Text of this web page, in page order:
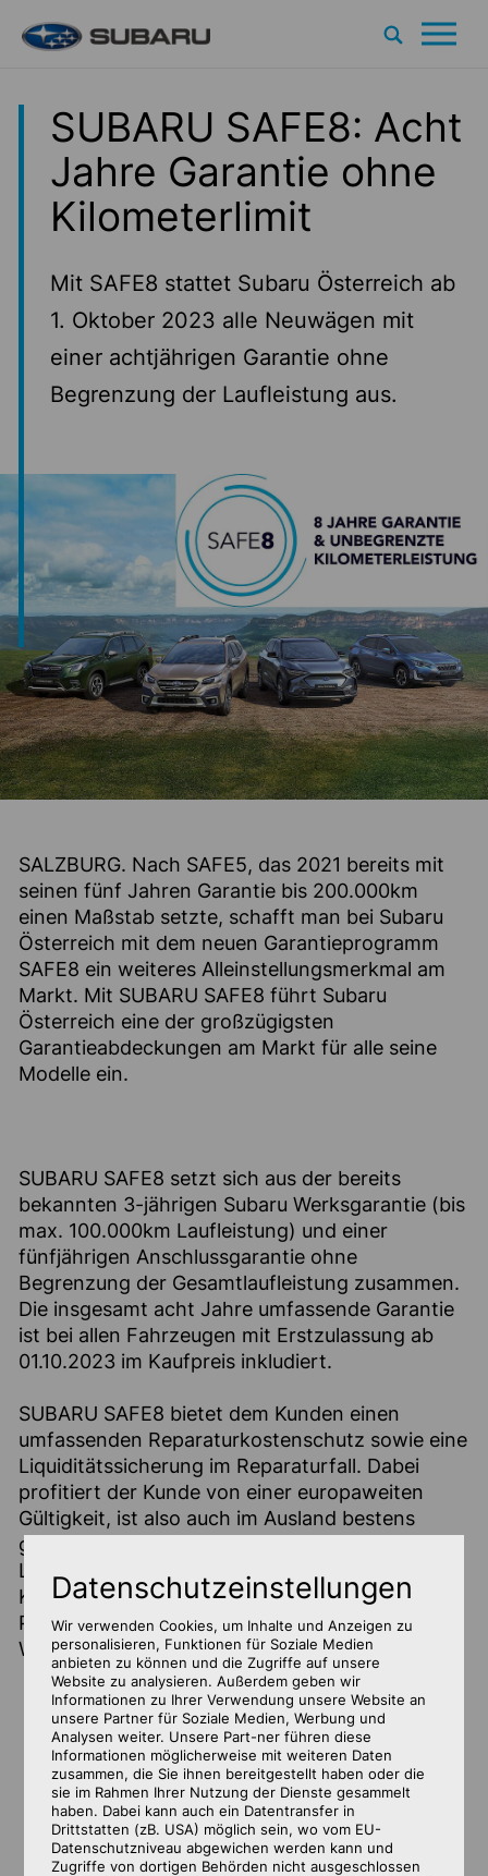
Search
SUBARU SAFE8: Acht
Jahre Garantie ohne
Kilometerlimit
Mit SAFE8 stattet Subaru Österreich ab
1. Oktober 2023 alle Neuwägen mit
einer achtjährigen Garantie ohne
Begrenzung der Laufleistung aus.
SALZBURG. Nach SAFE5, das 2021 bereits mit
seinen fünf Jahren Garantie bis 200.000km
einen Maßstab setzte, schafft man bei Subaru
Österreich mit dem neuen Garantieprogramm
SAFE8 ein weiteres Alleinstellungsmerkmal am
Markt. Mit SUBARU SAFE8 führt Subaru
Österreich eine der großzügigsten
Garantieabdeckungen am Markt für alle seine
Modelle ein.
SUBARU SAFE8 setzt sich aus der bereits
bekannten 3-jährigen Subaru Werksgarantie (bis
max. 100.000km Laufleistung) und einer
fünfjährigen Anschlussgarantie ohne
Begrenzung der Gesamtlaufleistung zusammen.
Die insgesamt acht Jahre umfassende Garantie
ist bei allen Fahrzeugen mit Erstzulassung ab
01.10.2023 im Kaufpreis inkludiert.
SUBARU SAFE8 bietet dem Kunden einen
umfassenden Reparaturkostenschutz sowie eine
Liquiditätssicherung im Reparaturfall. Dabei
profitiert der Kunde von einer europaweiten
Gültigkeit, ist also auch im Ausland bestens
geschützt. Die Absicherung über eine lange
Laufzeit und ohne Beschränkung der
Kilometerleistung gibt dem Fahrzeugeigner
Planungssicherheit und bietet zusätzlich eine
Wertsteigerung des Fahrzeuges.
Datenschutz­einstellungen
Wir verwenden Cookies, um Inhalte und Anzeigen zu
personalisieren, Funktionen für Soziale Medien
anbieten zu können und die Zugriffe auf unsere
Website zu analysieren. Außerdem geben wir
Informationen zu Ihrer Verwendung unsere Website an
unsere Partner für Soziale Medien, Werbung und
Analysen weiter. Unsere Part-ner führen diese
Informationen möglicherweise mit weiteren Daten
zusammen, die Sie ihnen bereitgestellt haben oder die
sie im Rahmen Ihrer Nutzung der Dienste gesammelt
haben. Dabei kann auch ein Datentransfer in
Drittstatten (zB. USA) möglich sein, wo vom EU-
Datenschutzniveau abgewichen werden kann und
Zugriffe von dortigen Behörden nicht ausgeschlossen